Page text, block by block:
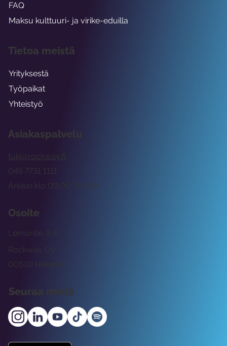
Asiakaspalvelu
tuki@rockway.fi
Arkisin klo 09:00 -15:00
045 7731 1111
Osoite
Rockway Oy
Lemuntie 3-5
00510 Helsinki
Seuraa meitä
FAQ
Maksu kulttuuri- ja virike-eduilla
Tietoa meistä
Yrityksestä
Työpaikat
Yhteistyö